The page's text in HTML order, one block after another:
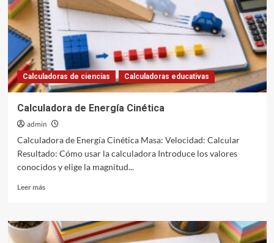
Calculadoras de ciencias Calculadoras educativas
Calculadora de Energía Cinética
admin
Calculadora de Energía Cinética Masa: Velocidad: Calcular
Resultado: Cómo usar la calculadora Introduce los valores
conocidos y elige la magnitud...
Leer másLeer
Calculadora
de